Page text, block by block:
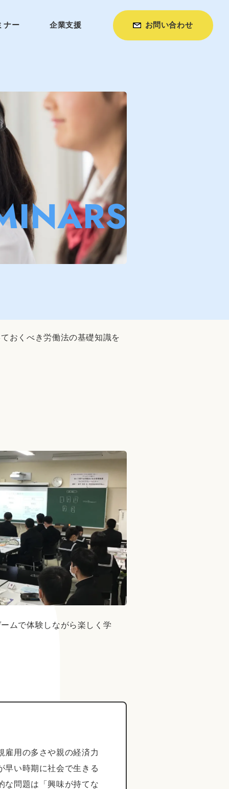
ナー 企業支援 お問い合わせ
おくべき労働法の基礎知識を
ムで体験しながら楽しく学
雇用の多さや親の経済力
早い時期に社会で生きる
な問題は「興味が持てな